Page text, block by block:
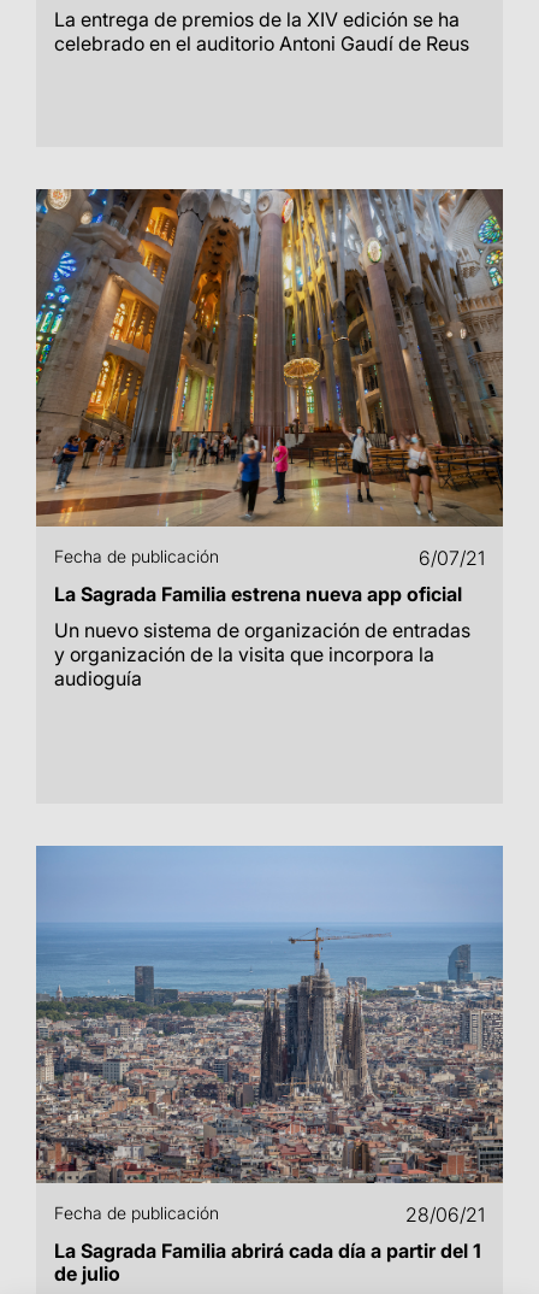
La entrega de premios de la XIV edición se ha
celebrado en el auditorio Antoni Gaudí de Reus
Fecha de publicación
6/07/21
La Sagrada Familia estrena nueva app oficial
Un nuevo sistema de organización de entradas
y organización de la visita que incorpora la
audioguía
Fecha de publicación
28/06/21
La Sagrada Familia abrirá cada día a partir del 1
de julio